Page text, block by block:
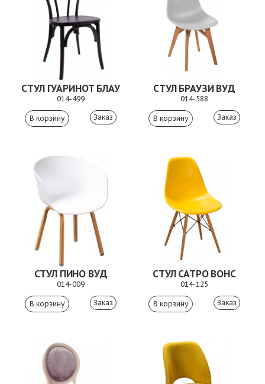
СТУЛ ГУАРИНОТ БЛАУ
014-499
Заказ
СТУЛ БРАУЗИ ВУД
014-588
Заказ
СТУЛ ПИНО ВУД
014-009
Заказ
СТУЛ САТРО ВОНС
014-125
Заказ